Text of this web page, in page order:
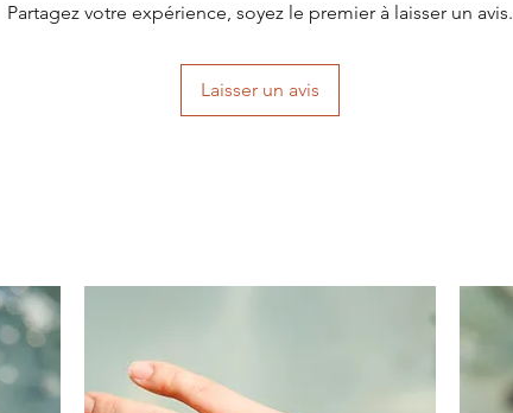
Partagez votre expérience, soyez le premier à laisser un avis.
Laisser un avis